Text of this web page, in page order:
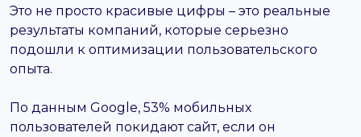
Это не просто красивые цифры – это реальные
результаты компаний, которые серьезно
подошли к оптимизации пользовательского
опыта.
По данным Google, 53% мобильных
пользователей покидают сайт, если он